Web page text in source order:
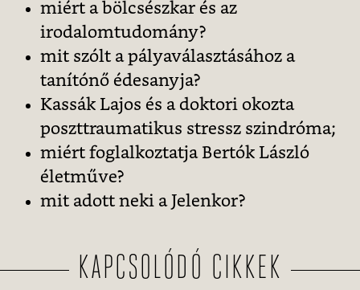
miért a bölcsészkar és az
irodalomtudomány?
mit szólt a pályaválasztásához a
tanítónő édesanyja?
Kassák Lajos és a doktori okozta
poszttraumatikus stressz szindróma;
miért foglalkoztatja Bertók László
életműve?
mit adott neki a Jelenkor?
KAPCSOLÓDÓ CIKKEK